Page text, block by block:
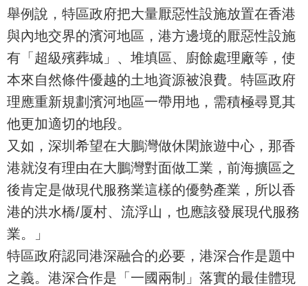
舉例說，特區政府把大量厭惡性設施放置在香港
與內地交界的濱河地區，港方邊境的厭惡性設施
有「超級殯葬城」、堆填區、廚餘處理廠等，使
本來自然條件優越的土地資源被浪費。特區政府
理應重新規劃濱河地區一帶用地，需積極尋覓其
他更加適切的地段。
又如，深圳希望在大鵬灣做休閑旅遊中心，那香
港就沒有理由在大鵬灣對面做工業，前海擴區之
後肯定是做現代服務業這樣的優勢產業，所以香
港的洪水橋/厦村、流浮山，也應該發展現代服務
業。」
特區政府認同港深融合的必要，港深合作是題中
之義。港深合作是「一國兩制」落實的最佳體現